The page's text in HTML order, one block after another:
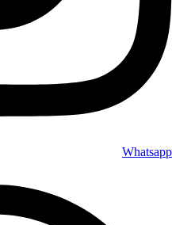
Whatsapp